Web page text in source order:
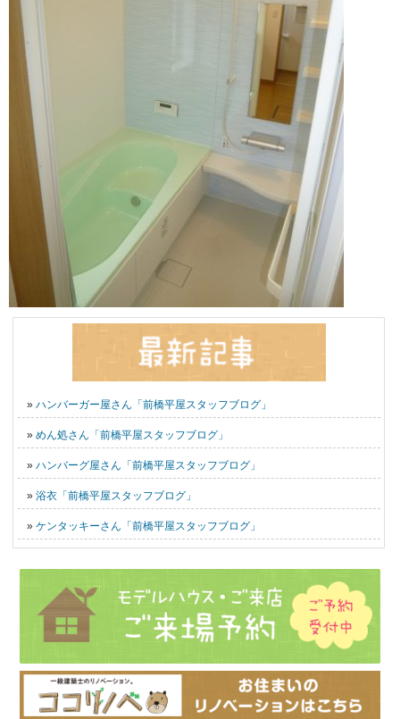
» ハンバーガー屋さん「前橋平屋スタッフブログ」
» めん処さん「前橋平屋スタッフブログ」
» ハンバーグ屋さん「前橋平屋スタッフブログ」
» 浴衣「前橋平屋スタッフブログ」
» ケンタッキーさん「前橋平屋スタッフブログ」